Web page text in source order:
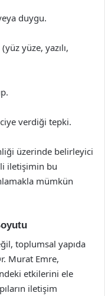
duygu.
yüze, yazılı,
verdiği tepki.
üzerinde belirleyici
iletişimin bu
mümkün
toplumsal yapıda
Murat Emre,
etkilerini ele
iletişim